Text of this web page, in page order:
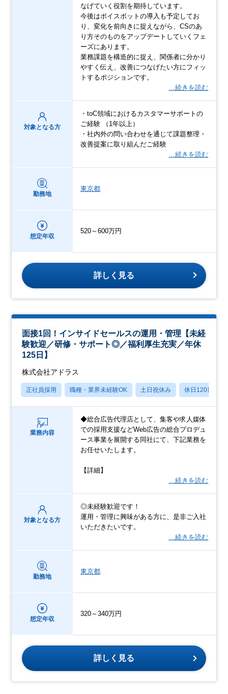
なげていく役割を期待しています。
今後はボイスボットの導入も予定してお
り、変化を前向きに捉えながら、CSのあ
り方そのものをアップデートしていくフェ
ーズにあります。
業務課題を構造的に捉え、関係者に分かり
やすく伝え、改善につなげたい方にフィッ
トするポジションです。
…続きを読む
対象となる方
・toC領域におけるカスタマーサポートの
ご経験 （1年以上）
・社内外の問い合わせを通じて課題整理・
改善提案に取り組んだご経験
…続きを読む
勤務地
東京都
想定年収
520～600万円
詳しく見る
面接1回！インサイドセールスの運用・管理【未経
験歓迎／研修・サポート◎／福利厚生充実／年休
125日】
株式会社アドラス
正社員採用 職種・業界未経験OK 土日祝休み 休日120日以上
業務内容
◆総合広告代理店として、集客や求人媒体
での採用支援などWeb広告の総合プロデュ
ース事業を展開する同社にて、下記業務を
お任せいたします。
【詳細】
…続きを読む
対象となる方
◎未経験歓迎です！
運用・管理に興味がある方に、是非ご入社
いただきたいです。
…続きを読む
勤務地
東京都
想定年収
320～340万円
詳しく見る